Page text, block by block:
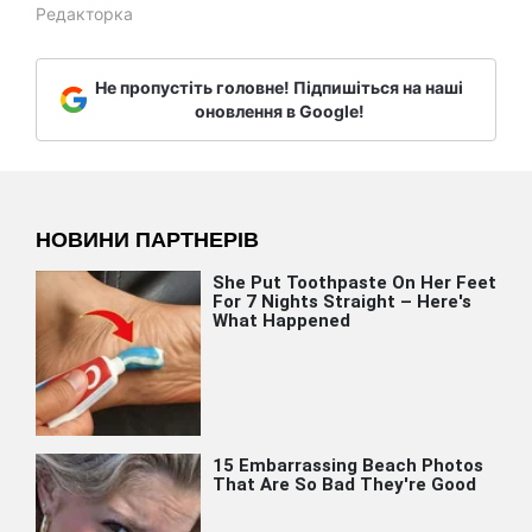
Редакторка
Не пропустіть головне! Підпишіться на наші
оновлення в Google!